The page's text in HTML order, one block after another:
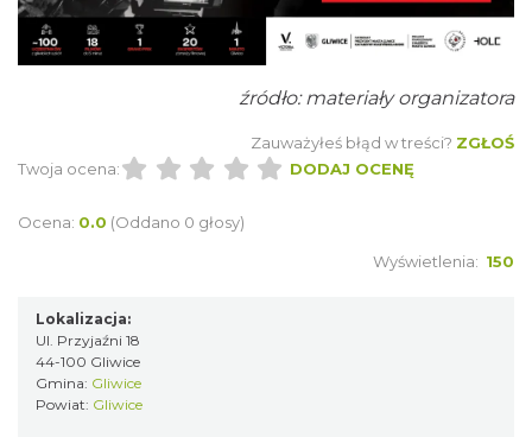
Spotkanie miłośników numizmatów
2026-08-08
źródło: materiały organizatora
Zauważyłeś błąd w treści? ZGŁOŚ
Twoja ocena:
DODAJ OCENĘ
Ocena: 0.0 (Oddano 0 głosy)
Wyświetlenia: 150
Lokalizacja:
Ul. Przyjaźni 18
44-100 Gliwice
Gmina: Gliwice
Powiat: Gliwice